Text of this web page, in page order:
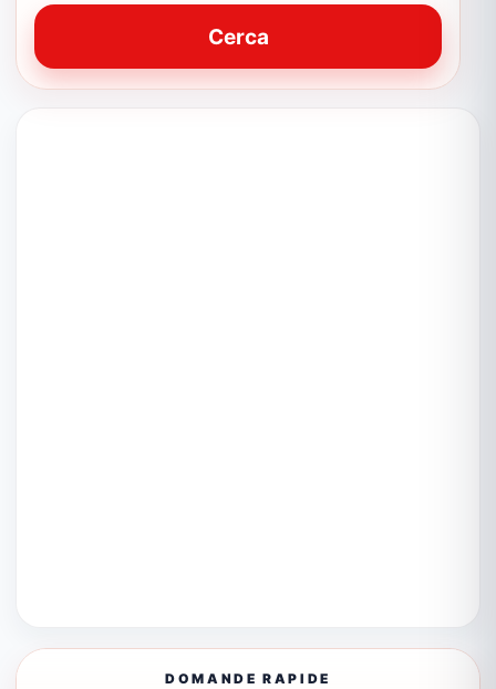
Cerca
DOMANDE RAPIDE